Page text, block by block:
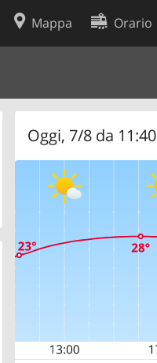
Mappa Orario
Oggi, 7/8 da 11:40